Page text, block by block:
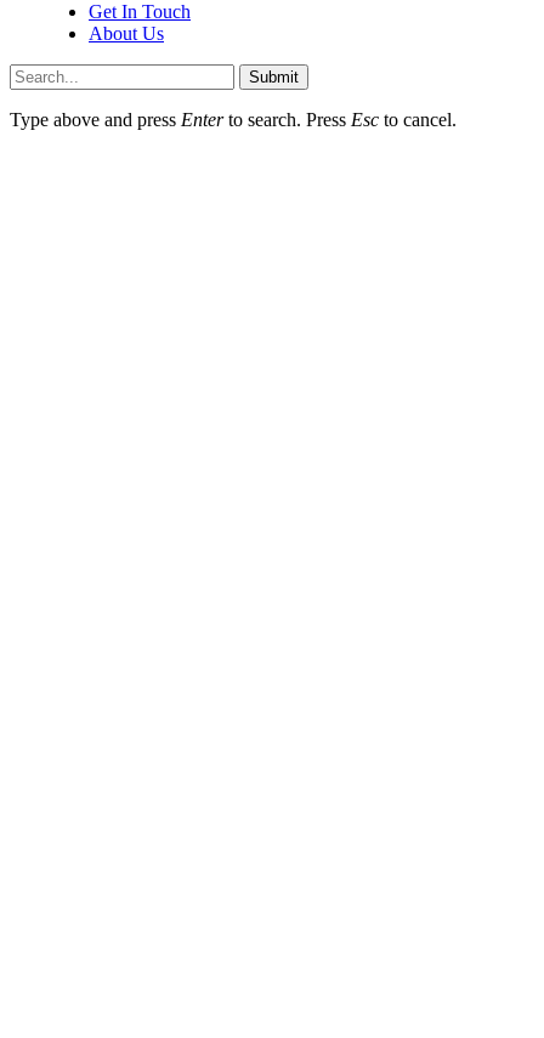
Get In Touch
About Us
Submit
Type above and press Enterto search. Press Esc to cancel.